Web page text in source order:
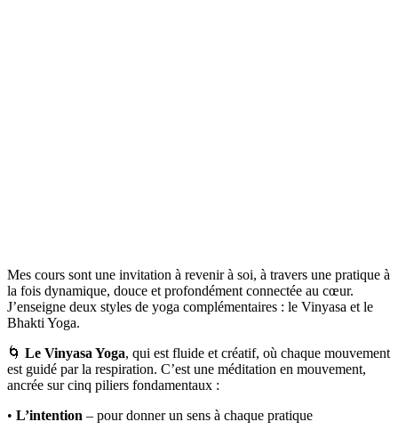
Mes cours sont une invitation à revenir à soi, à travers une pratique à
la fois dynamique, douce et profondément connectée au cœur.
J’enseigne deux styles de yoga complémentaires : le Vinyasa et le
Bhakti Yoga.
🌀 Le Vinyasa Yoga, qui est fluide et créatif, où chaque mouvement
est guidé par la respiration. C’est une méditation en mouvement,
ancrée sur cinq piliers fondamentaux :
• L’intention – pour donner un sens à chaque pratique